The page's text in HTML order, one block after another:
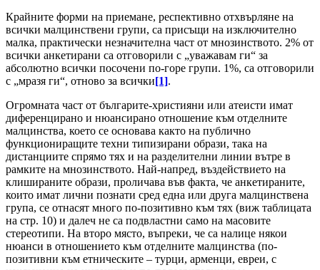
Крайните форми на приемане, респективно отхвърляне на
всички малцинствени групи, са присъщи на изключително
малка, практически незначителна част от мнозинството. 2% от
всички анкетирани са отговорили с „уважавам ги“ за
абсолютно всички посочени по-горе групи. 1%, са отговорили
с „мразя ги“, отново за всички[1].
Огромната част от българите-християни или атеисти имат
диференцирано и нюансирано отношение към отделните
малцинства, което се основава както на публично
функциониращите техни типизирани образи, така на
дистанциите спрямо тях и на разделителни линии вътре в
рамките на мнозинството. Най-напред, въздействието на
клишираните образи, проличава във факта, че анкетираните,
които имат лични познати сред една или друга малцинствена
група, се отнасят много по-позитивно към тях (виж таблицата
на стр. 10) и далеч не са подвластни само на масовите
стереотипи. На второ място, въпреки, че са налице някои
нюанси в отношението към отделните малцинства (по-
позитивни към етническите – турци, арменци, евреи, с